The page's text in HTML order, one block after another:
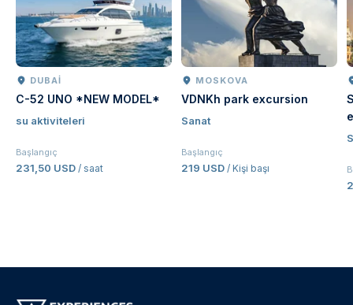
DUBAI
C-52 UNO *NEW MODEL*
su aktiviteleri
Başlangıç
231,50 USD / saat
MOSKOVA
VDNKh park excursion
Sanat
Başlangıç
219 USD / Kişi başı